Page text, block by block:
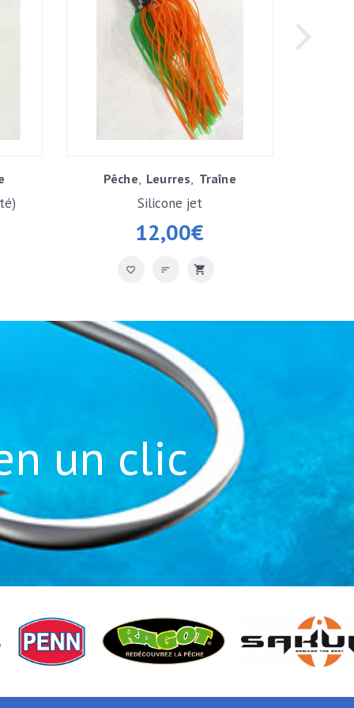
Pêche Leurres Traîne
12,00€
Silicone jet
un clic